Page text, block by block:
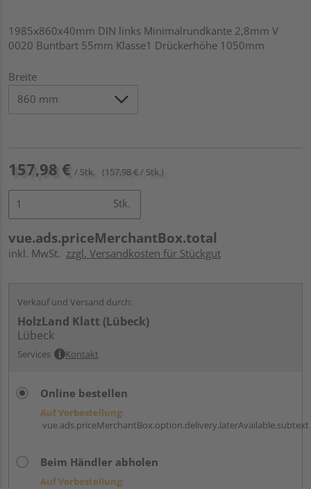
1985x860x40mm DIN links Minimalrundkante 2,8mm V
0020 Buntbart 55mm Klasse1 Drückerhöhe 1050mm
Breite
157,98 € / Stk. (157,98 € / Stk.)
Stk.
vue.ads.priceMerchantBox.total
inkl. MwSt. zzgl. Versandkosten für Stückgut
Verkauf und Versand durch:
HolzLand Klatt (Lübeck)
Lübeck
Services Kontakt
Online bestellen
Auf Vorbestellung:
vue.ads.priceMerchantBox.option.delivery.laterAvailable.subtext
Beim Händler abholen
Auf Vorbestellung: